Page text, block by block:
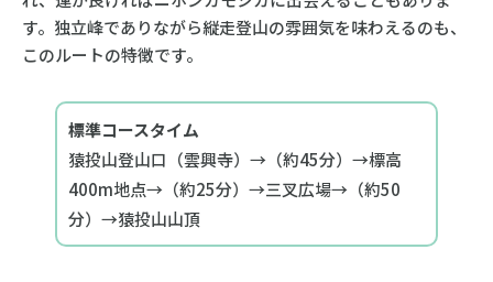
す。独立峰でありながら縦走登山の雰囲気を味わえるのも、
このルートの特徴です。
標準コースタイム
猿投山登山口（雲興寺）→（約45分）→標高
400m地点→（約25分）→三叉広場→（約50
分）→猿投山山頂